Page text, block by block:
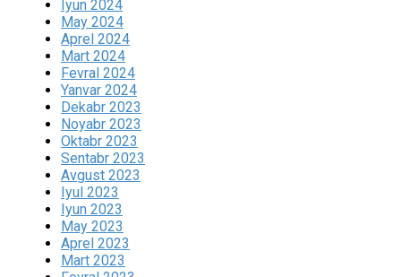
Iyun 2024
May 2024
Aprel 2024
Mart 2024
Fevral 2024
Yanvar 2024
Dekabr 2023
Noyabr 2023
Oktabr 2023
Sentabr 2023
Avgust 2023
Iyul 2023
Iyun 2023
May 2023
Aprel 2023
Mart 2023